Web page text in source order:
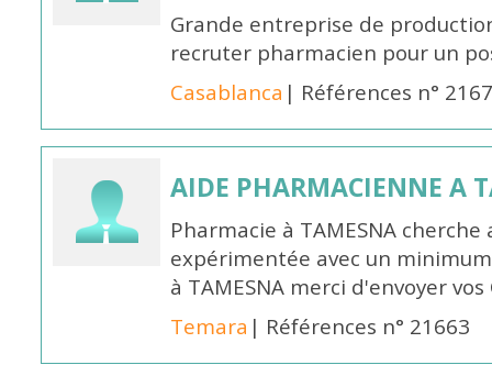
Grande entreprise de
recruter pharmacien pour un
Casablanca | Références n°
AIDE PHARMACIENNE A
Pharmacie à TAMESNA
expérimentée avec un
à TAMESNA merci d'envoyer
Temara | Références n° 21663